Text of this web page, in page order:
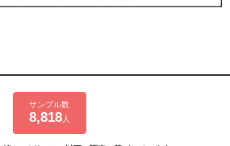
サンプル数
8,818人